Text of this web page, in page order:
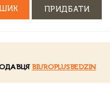
ПРИДБАТИ
BIUROPLUSBEDZIN